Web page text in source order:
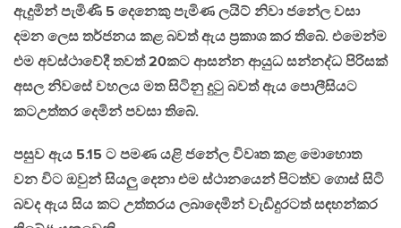
ඇදුමින් පැමිණි 5 දෙනෙකු පැමිණ ලයිට් නිවා ජනේල වසා
දමන ලෙස තර්ජනය කළ බවත් ඇය ප්‍රකාශ කර තිබේ. එමෙන්ම
එම අවස්ථාවේදී තවත් 20කට ආසන්න ආයුධ සන්නද්ධ පිරිසක්
අසල නිවසේ වහලය මත සිටිනු දුටු බවත් ඇය පොලීසියට
කටඋත්තර දෙමින් පවසා තිබේ.
පසුව ඇය 5.15 ට පමණ යළි ජනේල විවෘත කළ මොහොත
වන විට ඔවුන් සියලු දෙනා එම ස්ථානයෙන් පිටත්ව ගොස් සිටි
බවද ඇය සිය කට උත්තරය ලබාදෙමින් වැඩිදුරටත් සඳහන්කර